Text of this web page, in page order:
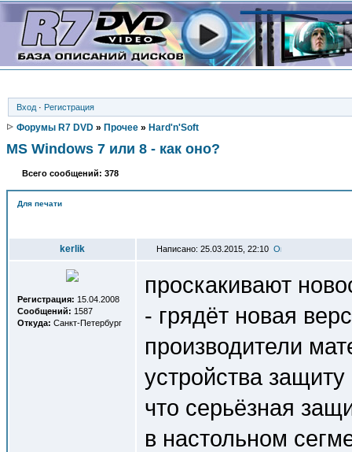
Вход · Регистрация
Форумы R7 DVD » Прочее » Hard'n'Soft
MS Windows 7 или 8 - как оно?
Всего сообщений: 378
Для печати
kerlik Написано: 25.03.2015, 22:10
Регистрация: 15.04.2008
Сообщений: 1587
Откуда: Санкт-Петербург
проскакивают
- грядёт новая
производители
устройства
что серьёзная
в настольном